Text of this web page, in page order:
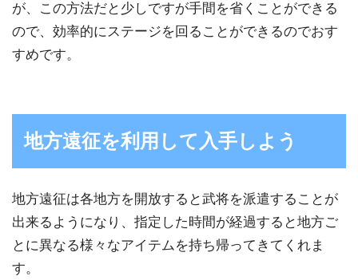
が、この方法だと少しですが手間を省くことができる
ので、効率的にステージを回ることができるのでおす
すめです。
地方遠征を利用して入手しよう
地方遠征は各地方を開放すると武将を派遣することが
出来るようになり、指定した時間が経過すると地方ご
とに異なる様々なアイテムを持ち帰ってきてくれま
す。